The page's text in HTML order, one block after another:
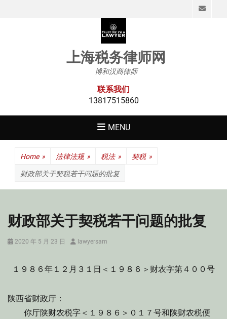
上海税务律师网
博和汉商律师
联系我们
13817515860
MENU
Home » 法律法规 » 税法 » 契税 »
财政部关于契税若干问题的批复
财政部关于契税若干问题的批复
Posted
2020 年 5 月 23 日 Authorlawyersam
１９８６年１２月３１日＜１９８６＞财农字第４００号
陕西省财政厅：
你厅陕财农税字＜１９８６＞０１７号和陕财农税便